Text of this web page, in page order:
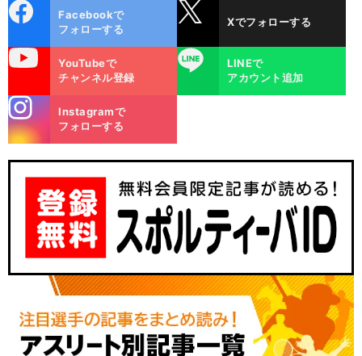
ok
Facebookで
フォローする
Xでフォローする
YouTubeで
チャンネル登録
LINE
LINEで
アカウント追加
m
Instagramで
フォローする